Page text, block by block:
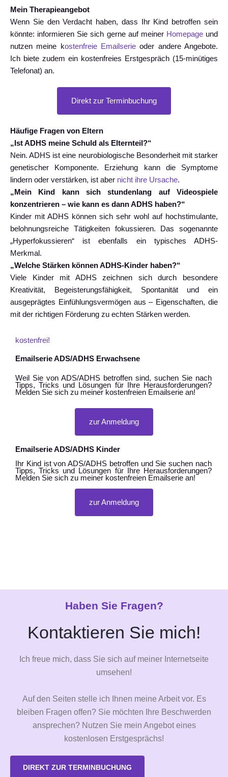
Mein Therapieangebot
Wenn Sie den Verdacht haben, dass Ihr Kind betroffen sein
könnte: informieren Sie sich gerne auf meiner Homepageund
nutzen meine kostenfreie Emailserie oder andere Angebote.
Ich biete zudem ein kostenfreies Erstgespräch (15-minütiges
Telefonat) an.
Direkt zur Terminbuchung
Häufige Fragen von Eltern
„Ist ADHS meine Schuld als Elternteil?“
Nein. ADHS ist eine neurobiologische Besonderheit mit starker
genetischer Komponente. Erziehung kann die Symptome
lindern oder verstärken, ist aber nicht ihre Ursache.
„Mein Kind kann sich stundenlang auf Videospiele
konzentrieren – wie kann es dann ADHS haben?“
Kinder mit ADHS können sich sehr wohl auf hochstimulante,
belohnungsreiche Tätigkeiten fokussieren. Das sogenannte
„Hyperfokussieren“ ist ebenfalls ein typisches ADHS-
Merkmal.
„Welche Stärken können ADHS-Kinder haben?“
Viele Kinder mit ADHS zeichnen sich durch besondere
Kreativität, Begeisterungsfähigkeit, Spontanität und ein
ausgeprägtes Einfühlungsvermögen aus – Eigenschaften, die
mit der richtigen Förderung zu echten Stärken werden.
kostenfrei!
Emailserie ADS/ADHS Erwachsene
Weil Sie von ADS/ADHS betroffen sind, suchen Sie nach
Tipps, Tricks und Lösungen für Ihre Herausforderungen?
Melden Sie sich zu meiner kostenfreien Emailserie an!
zur Anmeldung
Emailserie ADS/ADHS Kinder
Ihr Kind ist von ADS/ADHS betroffen und Sie suchen nach
Tipps, Tricks und Lösungen für Ihre Herausforderungen?
Melden Sie sich zu meiner kostenfreien Emailserie an!
zur Anmeldung
Haben Sie Fragen?
Kontaktieren Sie mich!
Ich freue mich, dass Sie sich auf meiner Internetseite
umsehen!
Auf den Seiten stelle ich Ihnen meine Arbeit vor. Es
bleiben Fragen offen? Sie möchten Ihre Beschwerden
ansprechen? Nutzen Sie mein Angebot eines
kostenlosen Erstgesprächs!
DIREKT ZUR TERMINBUCHUNG